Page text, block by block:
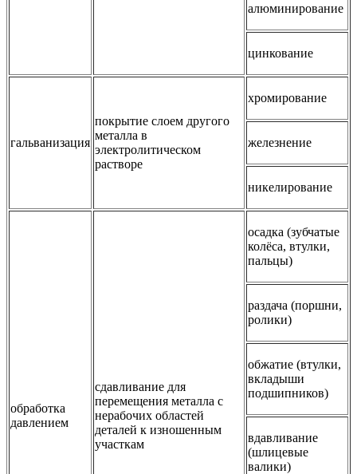
алюминирование
цинкование
гальванизация
покрытие слоем другого
металла в
электролитическом
растворе
хромирование
железнение
никелирование
обработка
давлением
сдавливание для
перемещения металла с
нерабочих областей
деталей к изношенным
участкам
осадка (зубчатые
колёса, втулки,
пальцы)
раздача (поршни,
ролики)
обжатие (втулки,
вкладыши
подшипников)
вдавливание
(шлицевые
валики)